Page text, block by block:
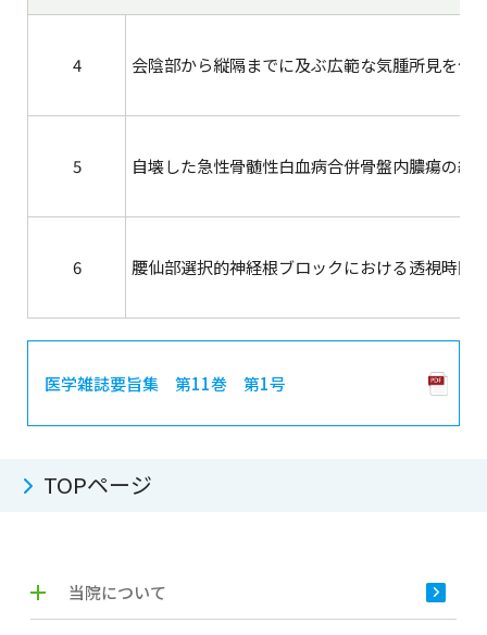
4 会陰部から縦隔までに及ぶ広範な気腫所見を伴
5 自壊した急性骨髄性白血病合併骨盤内膿瘍の経
6 腰仙部選択的神経根ブロックにおける透視時間
医学雑誌要旨集 第11巻 第1号
TOPページ
当院について